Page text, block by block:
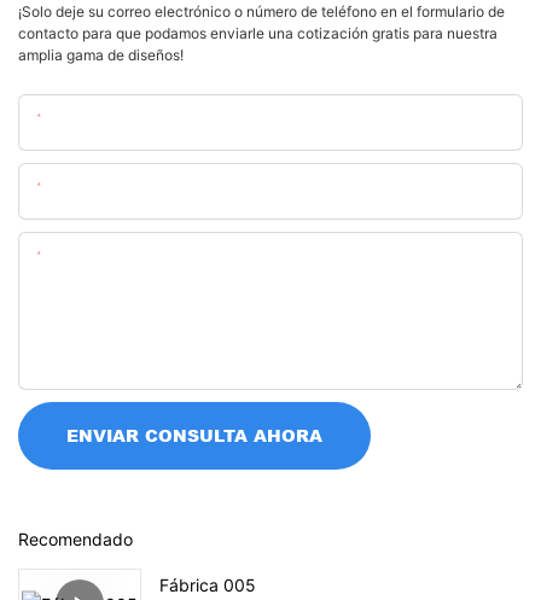
¡Solo deje su correo electrónico o número de teléfono en el formulario de
contacto para que podamos enviarle una cotización gratis para nuestra
amplia gama de diseños!
ENVIAR CONSULTA AHORA
Recomendado
Fábrica 005